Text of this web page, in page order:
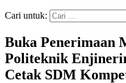
Cari untuk:
Buka Penerimaan
Politeknik
Cetak SDM